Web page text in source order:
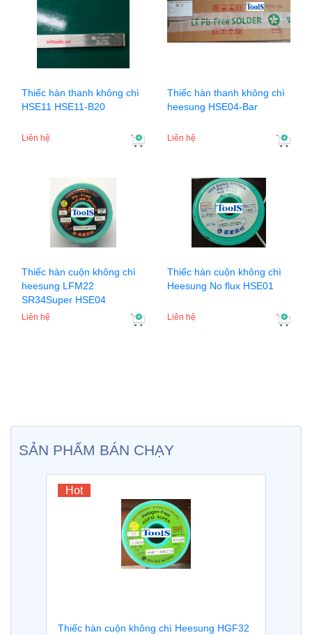
Thiếc hàn thanh không chì
HSE11 HSE11-B20
Liên hệ
Thiếc hàn thanh không chì
heesung HSE04-Bar
Liên hệ
Thiếc hàn cuộn không chì
heesung LFM22
SR34Super HSE04
Liên hệ
Thiếc hàn cuộn không chì
Heesung No flux HSE01
Liên hệ
SẢN PHẨM BÁN CHẠY
Hot
Thiếc hàn cuộn không chì Heesung HGF32